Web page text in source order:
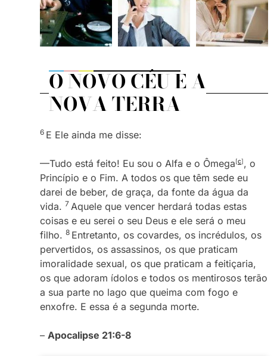
O NOVO CÉU E A
NOVA TERRA
6 E Ele ainda me disse:
—Tudo está feito! Eu sou o Alfa e o Ômega[c], o
Princípio e o Fim. A todos os que têm sede eu
darei de beber, de graça, da fonte da água da
vida. 7 Aquele que vencer herdará todas estas
coisas e eu serei o seu Deus e ele será o meu
filho. 8 Entretanto, os covardes, os incrédulos, os
pervertidos, os assassinos, os que praticam
imoralidade sexual, os que praticam a feitiçaria,
os que adoram ídolos e todos os mentirosos terão
a sua parte no lago que queima com fogo e
enxofre. E essa é a segunda morte.
– Apocalipse 21:6-8